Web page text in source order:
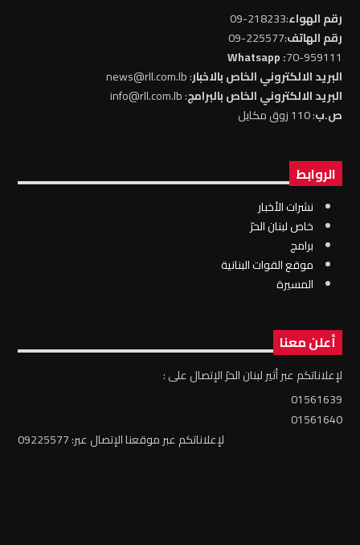
رقم الهواء:218233-09
رقم الهاتف:225577-09
70-959111
: Whatsapp
البريد الالكتروني الخاص بالاخبار: news@rll.com.lb
البريد الالكتروني الخاص بالبرامج: info@rll.com.lb
ص.ب: 110 زوق مكايل
الروابط
نشرات الأخبار
خاص لبنان الحرّ
برامج
موقع القوات البنانية
المسيرة
أعلن معنا
لإعلاناتكم عبر أثير لبنان الحرّ الإتصال على :
01561639
01561640
لإعلاناتكم عبر موقعنا الإتصال عبر: 09225577